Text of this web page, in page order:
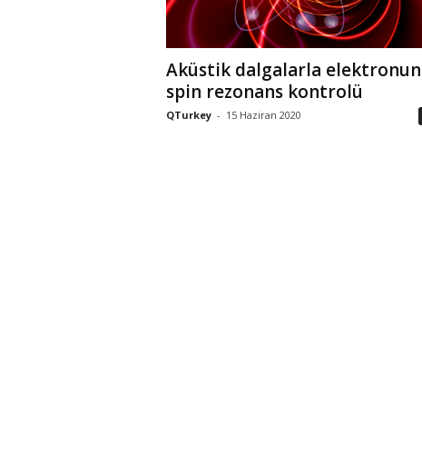
Aküstik dalgalarla elektronun
spin rezonans kontrolü
QTurkey - 15 Haziran 2020